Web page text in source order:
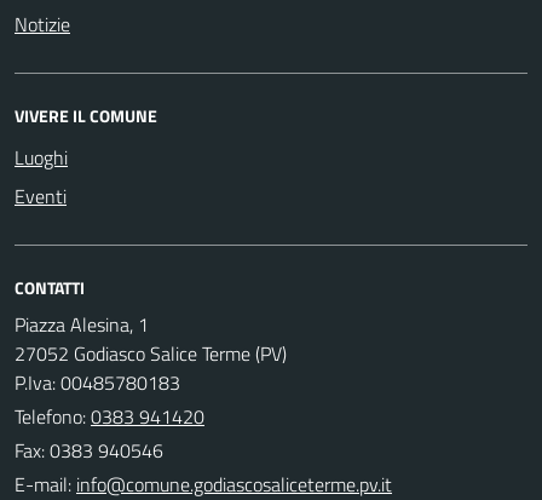
Notizie
VIVERE IL COMUNE
Luoghi
Eventi
CONTATTI
Piazza Alesina, 1
27052 Godiasco Salice Terme (PV)
P.Iva: 00485780183
Telefono:0383 941420
Fax: 0383 940546
E-mail: